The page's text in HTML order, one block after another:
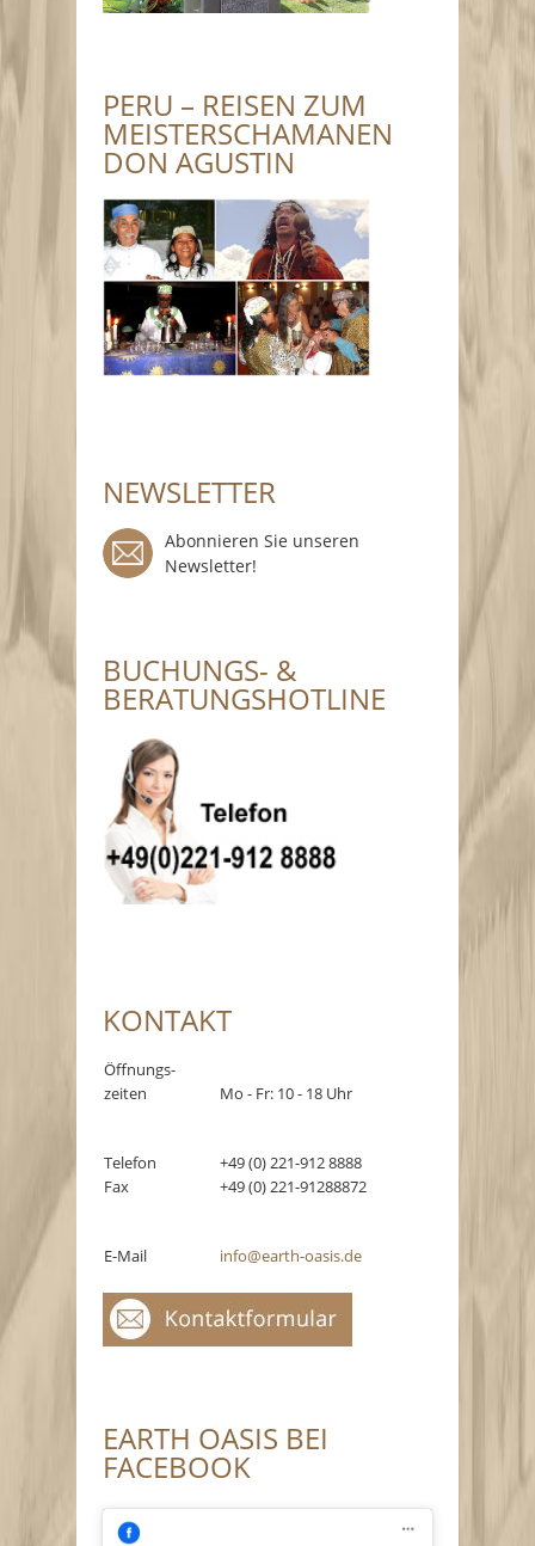
PERU – REISEN ZUM
MEISTERSCHAMANEN
DON AGUSTIN
NEWSLETTER
Abonnieren Sie unseren
Newsletter!
BUCHUNGS- &
BERATUNGSHOTLINE
KONTAKT
Öffnungs-
zeiten
Mo - Fr: 10 - 18 Uhr
Telefon
+49 (0) 221-912 8888
Fax
+49 (0) 221-91288872
E-Mail info@earth-oasis.de
EARTH OASIS BEI
FACEBOOK